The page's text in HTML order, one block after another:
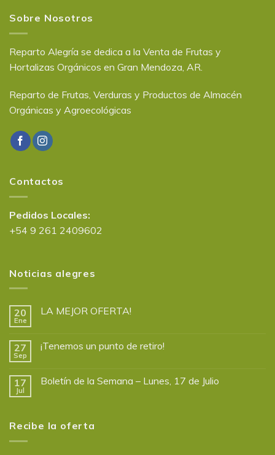
Sobre Nosotros
Reparto Alegría se dedica a la Venta de Frutas y
Hortalizas Orgánicos en Gran Mendoza, AR.
Reparto de Frutas, Verduras y Productos de Almacén
Orgánicas y Agroecológicas
Contactos
Pedidos Locales:
+54 9 261 2409602
Noticias alegres
20
Ene
LA MEJOR OFERTA!
27
Sep
¡Tenemos un punto de retiro!
17
Jul
Boletín de la Semana – Lunes, 17 de Julio
Recibe la oferta